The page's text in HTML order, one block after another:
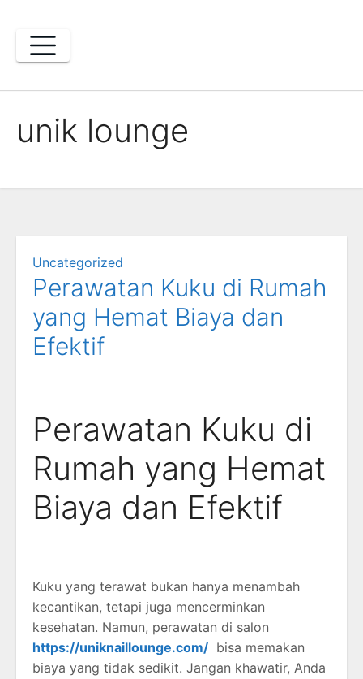
content
unik lounge
Uncategorized
Perawatan Kuku di Rumah
yang Hemat Biaya dan
Efektif
Perawatan Kuku di
Rumah yang Hemat
Biaya dan Efektif
Kuku yang terawat bukan hanya menambah
kecantikan, tetapi juga mencerminkan
kesehatan. Namun, perawatan di salon
https://uniknaillounge.com/ bisa memakan
biaya yang tidak sedikit. Jangan khawatir, Anda